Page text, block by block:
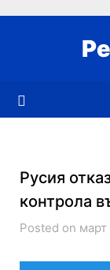
Русия
контрола
Posted on